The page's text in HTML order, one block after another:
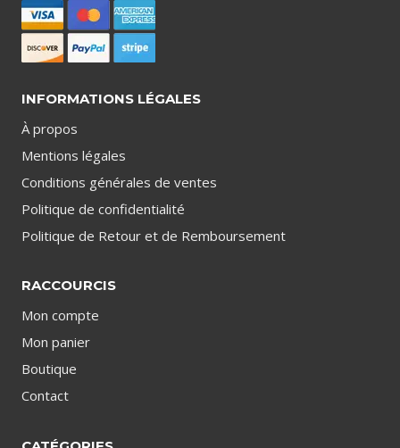
INFORMATIONS LÉGALES
À propos
Mentions légales
Conditions générales de ventes
Politique de confidentialité
Politique de Retour et de Remboursement
RACCOURCIS
Mon compte
Mon panier
Boutique
Contact